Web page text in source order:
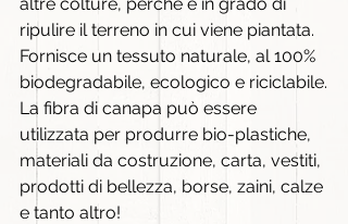
ripulire il terreno in cui viene piantata.
Fornisce un tessuto naturale, al 100%
biodegradabile, ecologico e riciclabile.
La fibra di canapa può essere
utilizzata per produrre bio-plastiche,
materiali da costruzione, carta, vestiti,
prodotti di bellezza, borse, zaini, calze
e tanto altro!